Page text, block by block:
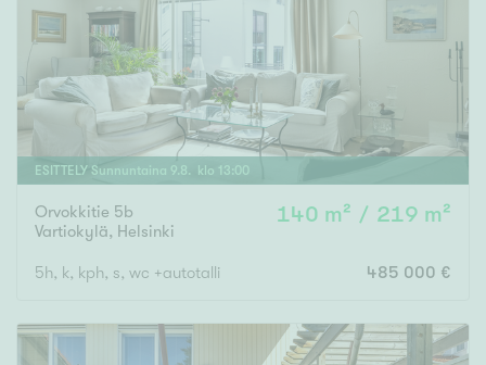
ESITTELY Sunnuntaina 9.8. klo 13:00
Orvokkitie 5b
Vartiokylä, Helsinki
140 m² / 219 m²
5h, k, kph, s, wc +autotalli 485 000 €